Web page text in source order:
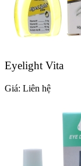
Eyelight Vita
Giá: Liên hệ